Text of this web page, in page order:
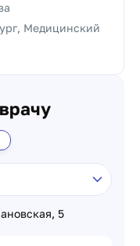
Медицинский
5